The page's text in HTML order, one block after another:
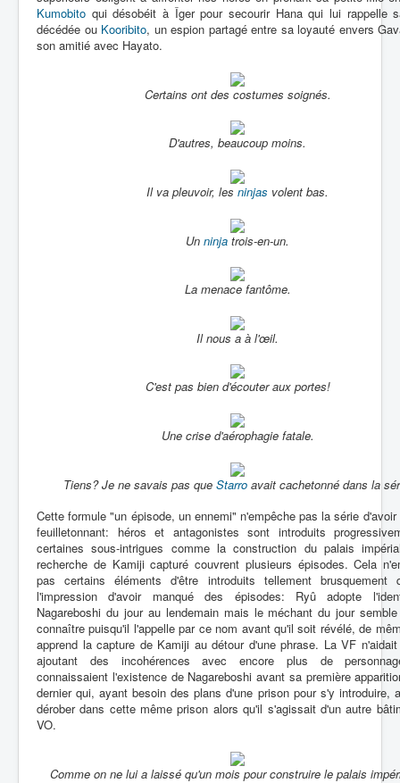
Kumobito qui désobéit à Îger pour secourir Hana qui lui rappelle
décédée ou Kooribito, un espion partagé entre sa loyauté envers
son amitié avec Hayato.
Certains ont des costumes soignés.
D'autres, beaucoup moins.
Il va pleuvoir, les ninjas volent bas.
Un ninja trois-en-un.
La menace fantôme.
Il nous a à l'œil.
C'est pas bien d'écouter aux portes!
Une crise d'aérophagie fatale.
Tiens? Je ne savais pas que Starroavait cachetonné dans la
Cette formule "un épisode, un ennemi" n'empêche pas la série
feuilletonnant: héros et antagonistes sont introduits
certaines sous-intrigues comme la construction du palais
recherche de Kamiji capturé couvrent plusieurs épisodes. Cela
pas certains éléments d'être introduits tellement brusquement
l'impression d'avoir manqué des épisodes: Ryû adopte
Nagareboshi du jour au lendemain mais le méchant du jour
connaître puisqu'il l'appelle par ce nom avant qu'il soit révélé, de
apprend la capture de Kamiji au détour d'une phrase. La VF
ajoutant des incohérences avec encore plus de
connaissaient l'existence de Nagareboshi avant sa première
dernier qui, ayant besoin des plans d'une prison pour s'y introduire,
dérober dans cette même prison alors qu'il s'agissait d'un autre
VO.
Comme on ne lui a laissé qu'un mois pour construire le palais